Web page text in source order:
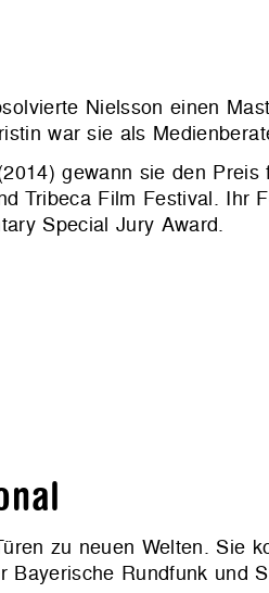
Nielsson einen
war sie als
gewann sie den
Tribeca Film Festival. Ihr
Special Jury Award.
zu neuen Welten. Sie
Rundfunk und